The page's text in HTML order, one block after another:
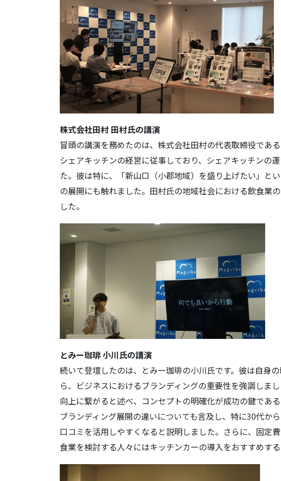
株式会社田村 田村氏の講演
冒頭の講演を務めたのは、株式会社田村の代表取締役であ
シェアキッチンの経営に従事しており、シェアキッチンの
た。彼は特に、「新山口（小郡地域）を盛り上げたい」と
の展開にも触れました。田村氏の地域社会における飲食業
した。
とみー珈琲 小川氏の講演
続いて登壇したのは、とみー珈琲の小川氏です。彼は自身
ら、ビジネスにおけるブランディングの重要性を強調しま
向上に繋がると述べ、コンセプトの明確化が成功の鍵であ
ブランディング展開の違いについても言及し、特に30代か
口コミを活用しやすくなると説明しました。さらに、固定
食業を検討する人々にはキッチンカーの導入をおすすめする